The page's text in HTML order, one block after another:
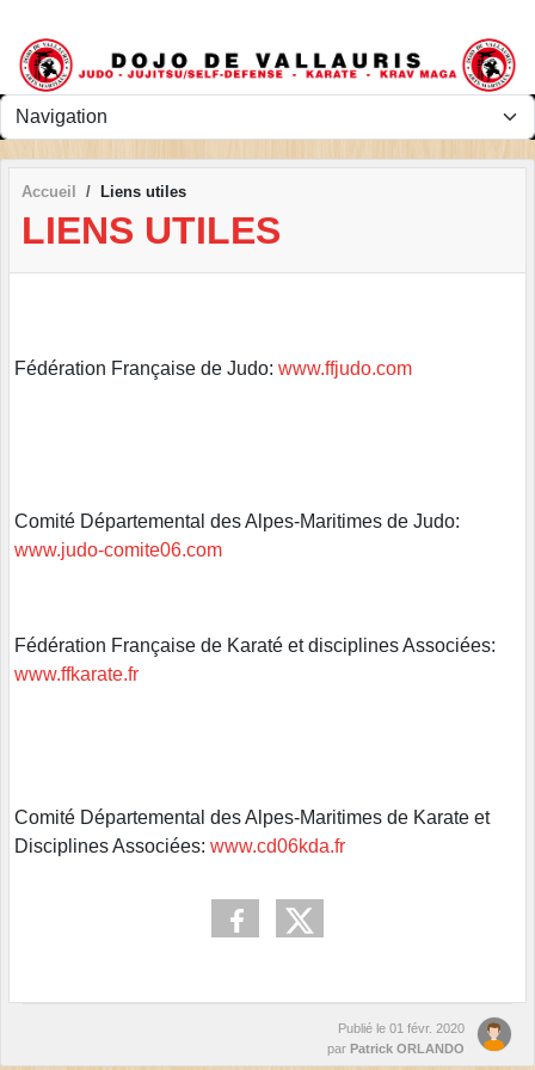
Accueil Liens utiles
LIENS UTILES
Fédération Française de Judo: www.ffjudo.com
Comité Départemental des Alpes-Maritimes de Judo:
www.judo-comite06.com
Fédération Française de Karaté et disciplines Associées:
www.ffkarate.fr
Comité Départemental des Alpes-Maritimes de Karate et
Disciplines Associées: www.cd06kda.fr
Publié le 01 févr. 2020
par Patrick ORLANDO